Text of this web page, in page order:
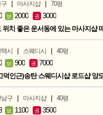
구 | 마사지샵 | 70평
보 2000 권 3000
위치 좋은 운서동에 있는 마사지샵
시 | 스웨디시 | 40평
보 900 권 7000
덕인근)송탄 스웨디시샵 로드샵 양
구 | 마사지샵 | 40평
보 1100 권 3500